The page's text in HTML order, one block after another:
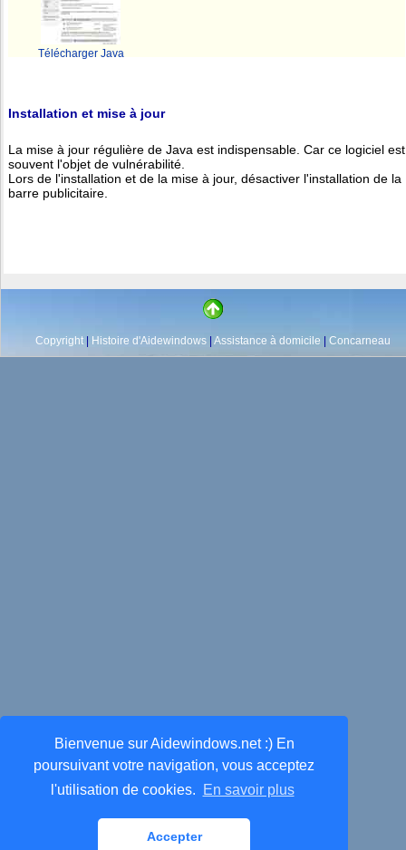
Bienvenue sur Aidewindows.net :) En
poursuivant votre navigation, vous acceptez
l'utilisation de cookies.
En savoir plus
Accepter
Télécharger Java
Installation et mise à jour
La mise à jour régulière de Java est indispensable. Car ce logiciel est
souvent l'objet de vulnérabilité.
Lors de l'installation et de la mise à jour, désactiver l'installation de la
barre publicitaire.
Copyright | Histoire d'Aidewindows | Assistance à domicile | Concarneau